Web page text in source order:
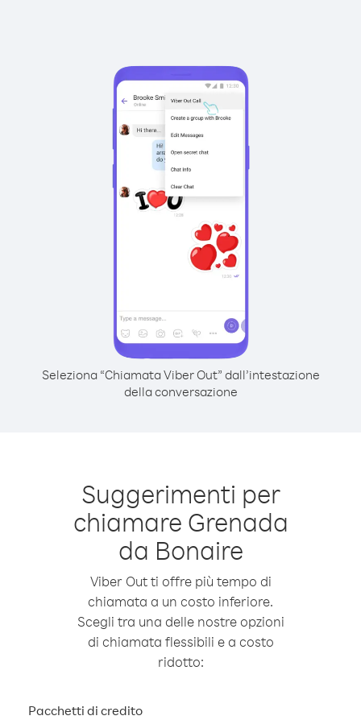
Seleziona “Chiamata Viber Out” dall’intestazione
della conversazione
Suggerimenti per
chiamare Grenada
da Bonaire
Viber Out ti offre più tempo di
chiamata a un costo inferiore.
Scegli tra una delle nostre opzioni
di chiamata flessibili e a costo
ridotto:
Pacchetti di credito